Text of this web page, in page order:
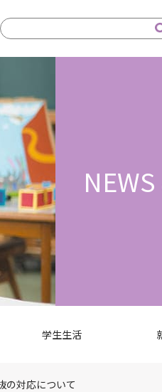
学生生活
の対応について